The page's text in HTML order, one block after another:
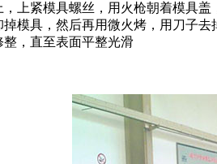
紧模具螺丝，用火枪朝着模具盖
具，然后再用微火烤，用刀子去
，直至表面平整光滑